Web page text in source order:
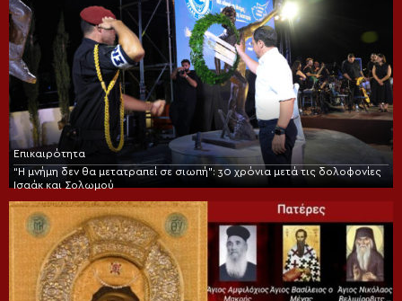
Επικαιρότητα
“Η μνήμη δεν θα μετατραπεί σε σιωπή”: 30 χρόνια μετά τις δολοφονίες
Ισαάκ και Σολωμού